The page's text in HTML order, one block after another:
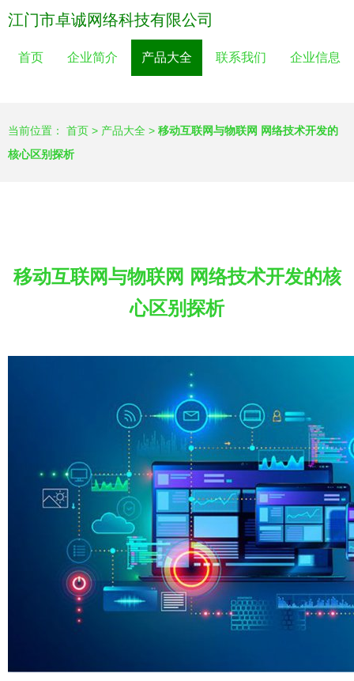
江门市卓诚网络科技有限公司
首页 企业简介 产品大全 联系我们 企业信息
当前位置： 首页 > 产品大全 > 移动互联网与物联网 网络技术开发的
核心区别探析
移动互联网与物联网 网络技术开发的核
心区别探析